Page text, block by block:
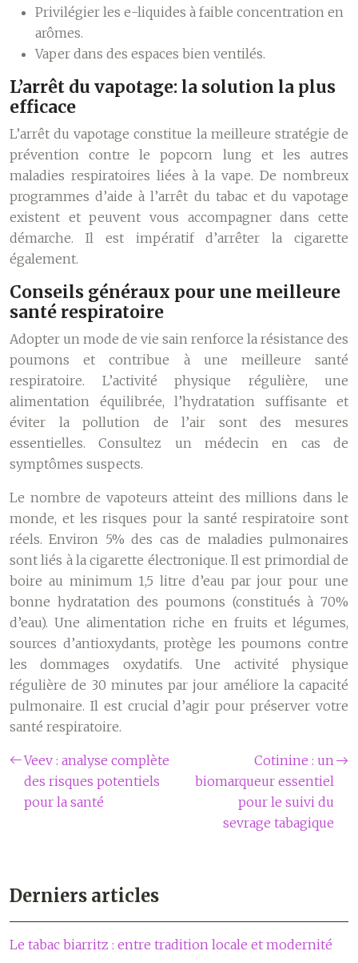
Privilégier les e-liquides à faible concentration en
arômes.
Vaper dans des espaces bien ventilés.
L’arrêt du vapotage: la solution la plus
efficace
L’arrêt du vapotage constitue la meilleure stratégie de
prévention contre le popcorn lung et les autres
maladies respiratoires liées à la vape. De nombreux
programmes d’aide à l’arrêt du tabac et du vapotage
existent et peuvent vous accompagner dans cette
démarche. Il est impératif d’arrêter la cigarette
également.
Conseils généraux pour une meilleure
santé respiratoire
Adopter un mode de vie sain renforce la résistance des
poumons et contribue à une meilleure santé
respiratoire. L’activité physique régulière, une
alimentation équilibrée, l’hydratation suffisante et
éviter la pollution de l’air sont des mesures
essentielles. Consultez un médecin en cas de
symptômes suspects.
Le nombre de vapoteurs atteint des millions dans le
monde, et les risques pour la santé respiratoire sont
réels. Environ 5% des cas de maladies pulmonaires
sont liés à la cigarette électronique. Il est primordial de
boire au minimum 1,5 litre d’eau par jour pour une
bonne hydratation des poumons (constitués à 70%
d’eau). Une alimentation riche en fruits et légumes,
sources d’antioxydants, protège les poumons contre
les dommages oxydatifs. Une activité physique
régulière de 30 minutes par jour améliore la capacité
pulmonaire. Il est crucial d’agir pour préserver votre
santé respiratoire.
Veev : analyse complète
des risques potentiels
pour la santé
Cotinine : un
biomarqueur essentiel
pour le suivi du
sevrage tabagique
Derniers articles
Le tabac biarritz : entre tradition locale et modernité